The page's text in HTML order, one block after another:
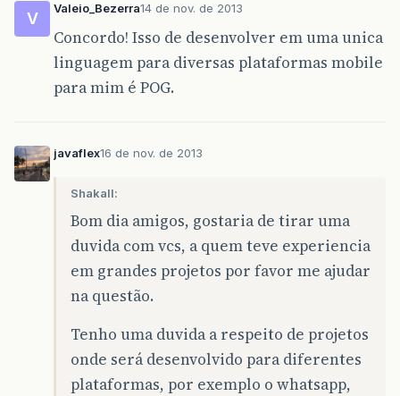
V
Valeio_Bezerra14 de nov. de 2013
Concordo! Isso de desenvolver em uma unica
linguagem para diversas plataformas mobile
para mim é POG.
javaflex16 de nov. de 2013
Shakall:
Bom dia amigos, gostaria de tirar uma
duvida com vcs, a quem teve experiencia
em grandes projetos por favor me ajudar
na questão.
Tenho uma duvida a respeito de projetos
onde será desenvolvido para diferentes
plataformas, por exemplo o whatsapp,